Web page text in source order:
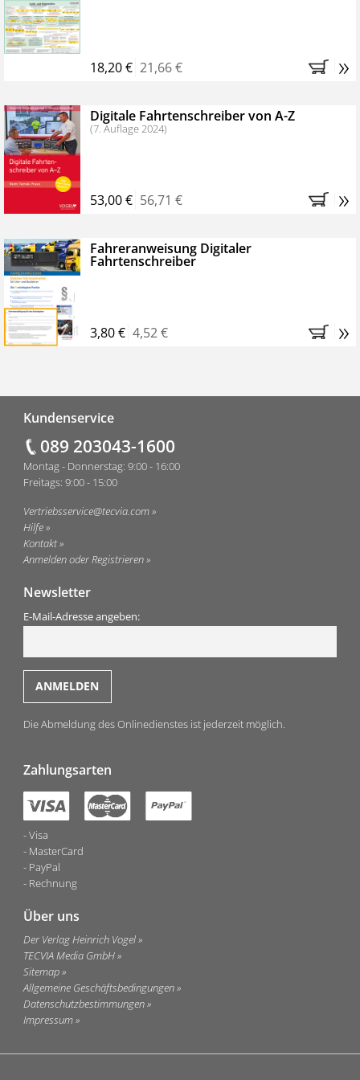
Bestellen Sie jetzt das VerkehrsRundschau Profipaket im
Kennenlern-Abo für zwei Monate (inkl. der derzeitig
Monaten brauchen Sie nichts weiter tun, das
Abonnement endet automatisch, es entstehen keine
weiteren Verpflichtungen.
18,20 € 21,66 € »
Digitale Fahrtenschreiber von A-Z
(7. Auflage 2024)
53,00 € 56,71 € »
Fahreranweisung Digitaler
Fahrtenschreiber
3,80 € 4,52 € »
Kundenservice
089 203043-1600
Montag - Donnerstag: 9:00 - 16:00
Freitags: 9:00 - 15:00
Vertriebsservice@tecvia.com
Hilfe
Kontakt
Anmelden oder Registrieren
Newsletter
E-Mail-Adresse angeben:
Die Abmeldung des Onlinedienstes ist jederzeit möglich.
Zahlungsarten
Visa
MasterCard
PayPal
Rechnung
Über uns
Der Verlag Heinrich Vogel
TECVIA Media GmbH
Sitemap
Allgemeine Geschäftsbedingungen
Datenschutzbestimmungen
Impressum